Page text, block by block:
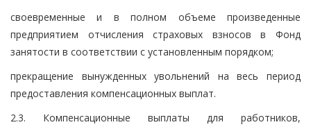
своевременные и в полном объеме произведенные
предприятием отчисления страховых взносов в Фонд
занятости в соответствии с установленным порядком;
прекращение вынужденных увольнений на весь период
предоставления компенсационных выплат.
2.3. Компенсационные выплаты для работников,